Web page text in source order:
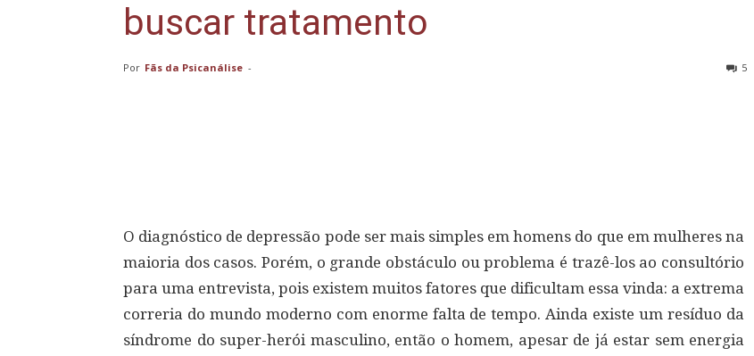
buscar tratamento
Por Fãs da Psicanálise - 5
O diagnóstico de depressão pode ser mais simples em homens do que em mulheres na
maioria dos casos. Porém, o grande obstáculo ou problema é trazê-los ao consultório
para uma entrevista, pois existem muitos fatores que dificultam essa vinda: a extrema
correria do mundo moderno com enorme falta de tempo. Ainda existe um resíduo da
síndrome do super-herói masculino, então o homem, apesar de já estar sem energia